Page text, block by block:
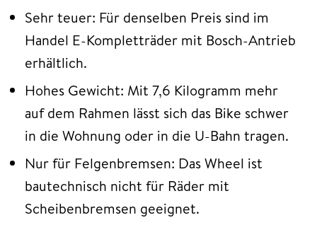
Sehr teuer: Für denselben Preis sind im
Handel E-Kompletträder mit Bosch-Antrieb
erhältlich.
Hohes Gewicht: Mit 7,6 Kilogramm mehr
auf dem Rahmen lässt sich das Bike schwer
in die Wohnung oder in die U-Bahn tragen.
Nur für Felgenbremsen: Das Wheel ist
bautechnisch nicht für Räder mit
Scheibenbremsen geeignet.